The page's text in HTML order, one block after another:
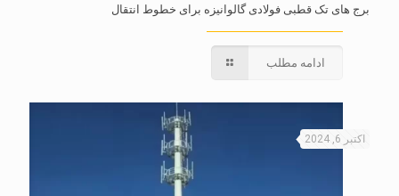
برج های تک قطبی فولادی گالوانیزه برای خطوط انتقال
ادامه مطلب
اکتبر 6, 2024